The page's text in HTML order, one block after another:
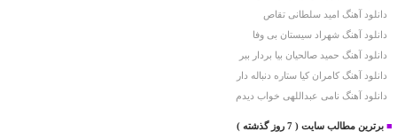
دانلود آهنگ امید سلطانی تقاص
دانلود آهنگ شهراد سیستان بی وفا
دانلود آهنگ حمید صالحیان بیا بردار ببر
دانلود آهنگ کامران کیا ستاره دنباله دار
دانلود آهنگ نامی عبداللهی خواب دیدم
■ برترین مطالب سایت ( 7 روز گذشته )